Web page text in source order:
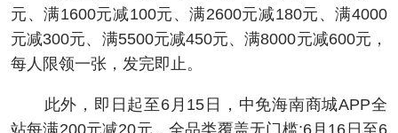
元、满1600元减100元、满2600元减180元、满4000
元减300元、满5500元减450元、满8000元减600元，
每人限领一张，发完即止。
此外，即日起至6月15日，中免海南商城APP全